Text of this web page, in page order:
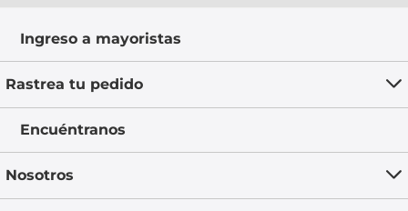
Ingreso a mayoristas
Rastrea tu pedido
Encuéntranos
Nosotros